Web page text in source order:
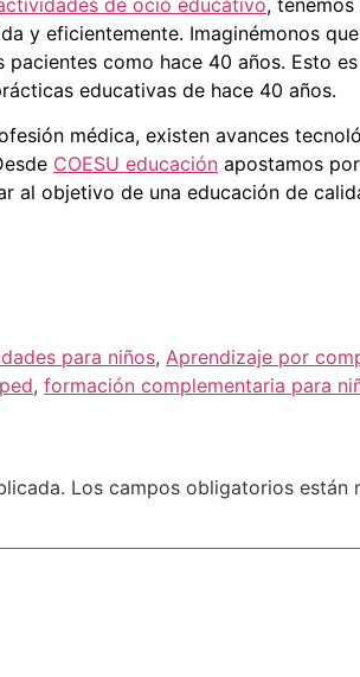
y eficientemente. Imaginémonos
como hace 40 años. Esto
educativas de hace 40 años.
médica, existen avances
COESU educación apostamos
al objetivo de una educación de
para niños, Aprendizaje por
, formación complementaria para
Los campos obligatorios están